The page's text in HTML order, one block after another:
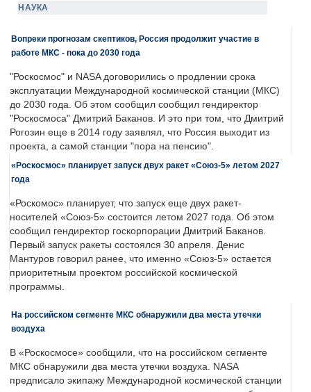
НАУКА
Вопреки прогнозам скептиков, Россия продолжит участие в
работе МКС - пока до 2030 года
"Роскосмос" и NASA договорились о продлении срока
эксплуатации Международной космической станции (МКС)
до 2030 года. Об этом сообщил сообщил гендиректор
"Роскосмоса" Дмитрий Баканов. И это при том, что Дмитрий
Рогозин еще в 2014 году заявлял, что Россия выходит из
проекта, а самой станции "пора на пенсию".
«Роскосмос» планирует запуск двух ракет «Союз-5» летом 2027
года
«Роскомос» планирует, что запуск еще двух ракет-
носителей «Союз-5» состоится летом 2027 года. Об этом
сообщил гендиректор госкорпорации Дмитрий Баканов.
Первый запуск ракеты состоялся 30 апреля. Денис
Мантуров говорил ранее, что именно «Союз-5» остается
приоритетным проектом российской космической
программы.
На российском сегменте МКС обнаружили два места утечки
воздуха
В «Роскосмосе» сообщили, что на российском сегменте
МКС обнаружили два места утечки воздуха. NASA
предписало экипажу Международной космической станции